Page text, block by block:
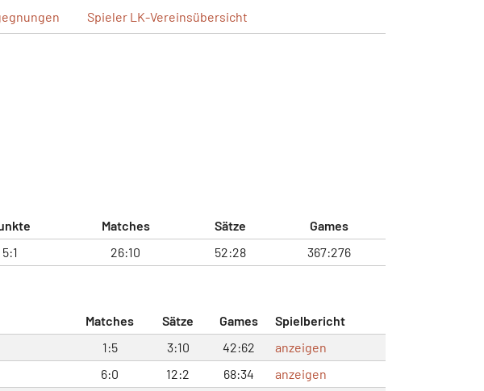
Spieler LK-Vereinsübersicht
Matches Sätze
Games
5:1 26:10 52:28 367:276
Matches Sätze Games
Spielbericht
1:5 3:10 42:62
anzeigen
6:0 12:2 68:34
anzeigen